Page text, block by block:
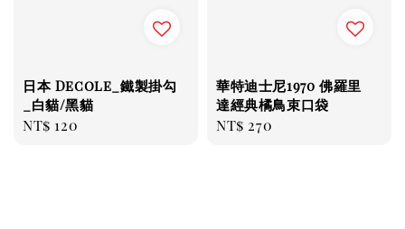
日本 Decole_鐵製掛勾
_白貓/黑貓
Regular
NT$ 120
華特迪士尼1970 佛羅里
達經典橘鳥束口袋
Regular
NT$ 270